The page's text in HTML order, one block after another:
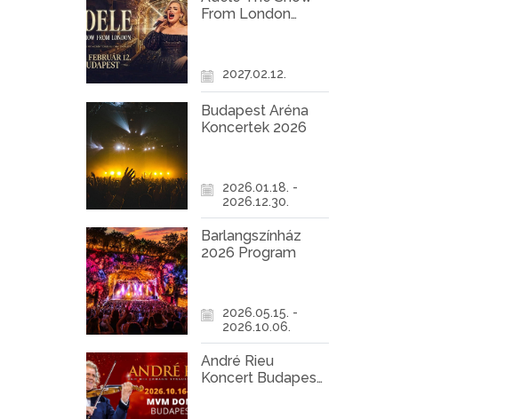
From London
2027.02.12.
Budapest Aréna
Koncertek 2026
2026.01.18. -
2026.12.30.
Barlangszínház
2026 Program
2026.05.15. -
2026.10.06.
André Rieu
Koncert Budapest